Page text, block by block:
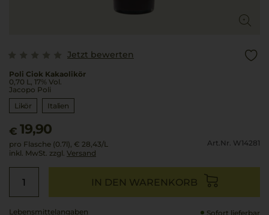
Jetzt bewerten
Poli Ciok Kakaolikör
0,70 L, 17% Vol.
Jacopo Poli
Likör
Italien
€ 19,90
pro Flasche (0.7l), € 28,43/L
inkl. MwSt. zzgl. Versand
Art.Nr. W14281
IN DEN WARENKORB
Lebensmittel­angaben Sofort lieferbar